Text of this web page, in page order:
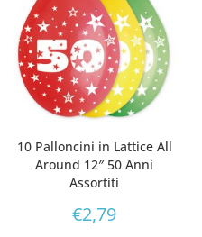
10 Palloncini in Lattice All
Around 12″ 50 Anni
Assortiti
€2,79